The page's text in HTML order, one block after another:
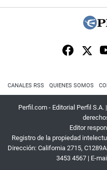
CANALES RSS QUIENES SOMOS
Perfil.com - Editorial Perfil S.A.
Editor
Registro de la propiedad
Dirección: California 2715,
3453 4567 | E-